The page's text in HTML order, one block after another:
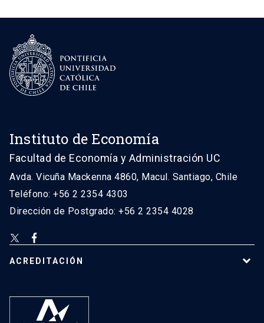
Instituto de Economía
Facultad de Economía y Administración UC
Avda. Vicuña Mackenna 4860, Macul. Santiago, Chile
Teléfono: +56 2 2354 4303
Dirección de Postgrado: +56 2 2354 4028
ACREDITACIÓN